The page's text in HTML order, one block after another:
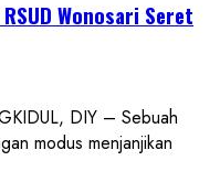
Wonosari Seret
DIY – Sebuah
modus menjanjikan